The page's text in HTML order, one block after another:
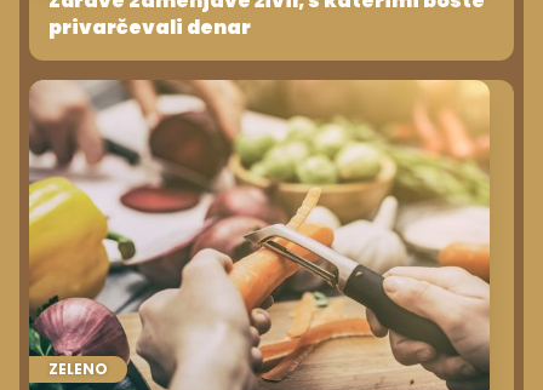
privarčevali denar
ZELENO